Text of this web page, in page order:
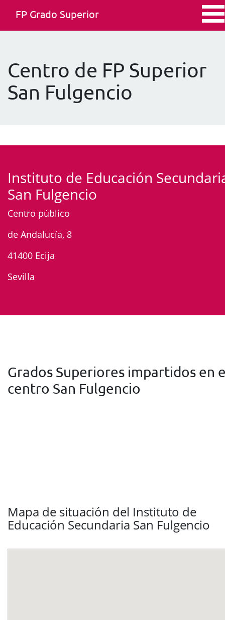
FP Grado Superior
Centro de FP Superior
San Fulgencio
Instituto de Educación
San Fulgencio
Centro público
de Andalucía, 8
41400 Ecija
Sevilla
Grados Superiores impartidos en
centro San Fulgencio
Mapa de situación del Instituto de
Educación Secundaria San Fulgencio